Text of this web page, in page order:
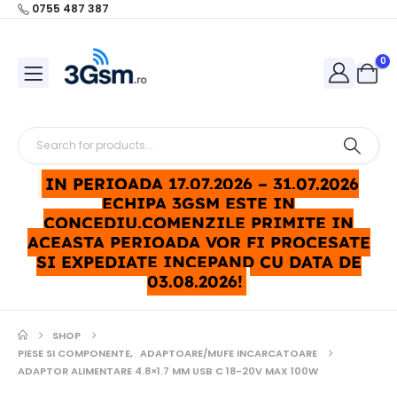
0755 487 387
0
IN PERIOADA 17.07.2026 – 31.07.2026
ECHIPA 3GSM ESTE IN
CONCEDIU.COMENZILE PRIMITE IN
ACEASTA PERIOADA VOR FI PROCESATE
SI EXPEDIATE INCEPAND CU DATA DE
03.08.2026!
SHOP
PIESE SI COMPONENTE, ADAPTOARE/MUFE INCARCATOARE
ADAPTOR ALIMENTARE 4.8×1.7 MM USB C 18-20V MAX 100W